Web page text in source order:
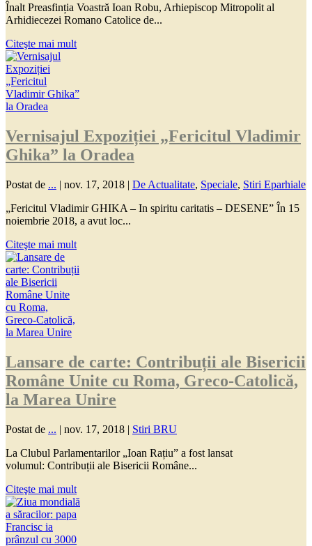
Înalt Preasfinția Voastră Ioan Robu, Arhiepiscop Mitropolit al
Arhidiecezei Romano Catolice de...
Citeşte mai mult
Vernisajul Expoziției „Fericitul Vladimir
Ghika” la Oradea
Postat de ... | nov. 17, 2018 | De Actualitate, Speciale, Stiri Eparhiale
„Fericitul Vladimir GHIKA – In spiritu caritatis – DESENE” În 15
noiembrie 2018, a avut loc...
Citeşte mai mult
Lansare de carte: Contribuții ale Bisericii
Române Unite cu Roma, Greco-Catolică,
la Marea Unire
Postat de ... | nov. 17, 2018 | Stiri BRU
La Clubul Parlamentarilor „Ioan Rațiu” a fost lansat
volumul: Contribuții ale Bisericii Române...
Citeşte mai mult